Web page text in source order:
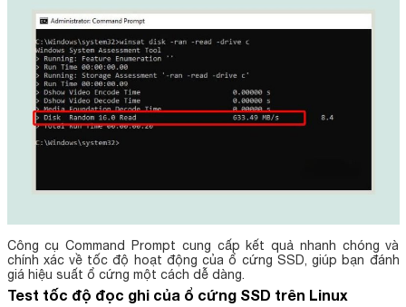
Công cụ Command Prompt cung cấp kết quả nhanh chóng và
chính xác về tốc độ hoạt động của ổ cứng SSD, giúp bạn đánh
giá hiệu suất ổ cứng một cách dễ dàng.
Test tốc độ đọc ghi của ổ cứng SSD trên Linux